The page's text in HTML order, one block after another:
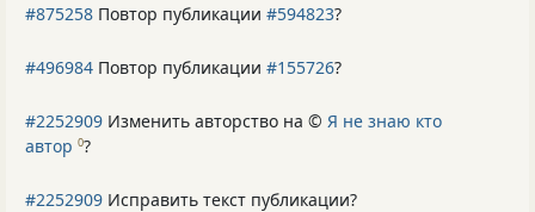
#875258 Повтор публикации #594823?
#496984 Повтор публикации #155726?
#2252909 Изменить авторство на © Я не знаю кто
автор 0?
#2252909 Исправить текст публикации?